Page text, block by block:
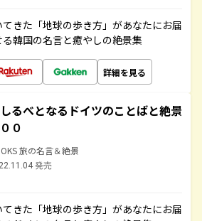
きた「地球の歩き方」があなたにお届
韓国の名言と癒やしの絶景集
詳細を見る
るべとなるドイツのことばと絶景
０
旅の名言＆絶景
発売
きた「地球の歩き方」があなたにお届